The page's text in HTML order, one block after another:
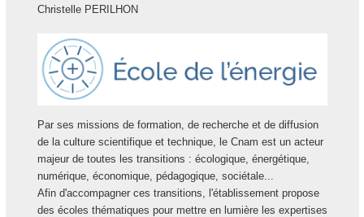
Christelle PERILHON
Par ses missions de formation, de recherche et de diffusion
de la culture scientifique et technique, le Cnam est un acteur
majeur de toutes les transitions : écologique, énergétique,
numérique, économique, pédagogique, sociétale...
Afin d'accompagner ces transitions, l'établissement propose
des écoles thématiques pour mettre en lumière les expertises